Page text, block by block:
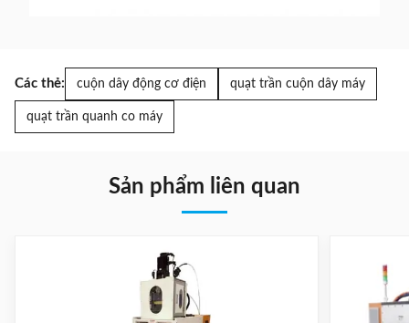
Các thẻ: cuộn dây động cơ điện quạt trần cuộn dây máy
quạt trần quanh co máy
Sản phẩm liên quan